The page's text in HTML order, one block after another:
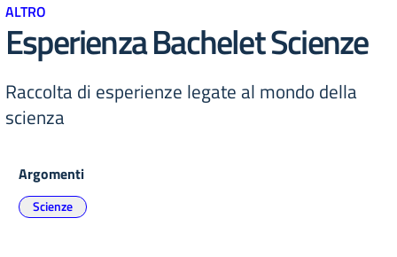
ALTRO
Esperienza Bachelet Scienze
Raccolta di esperienze legate al mondo della
scienza
Argomenti
Scienze